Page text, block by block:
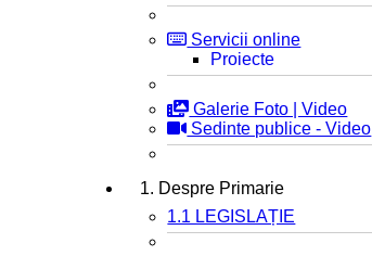
Servicii online
Proiecte
Galerie Foto | Video
Sedinte publice - Video
1. Despre Primarie
1.1 LEGISLAȚIE